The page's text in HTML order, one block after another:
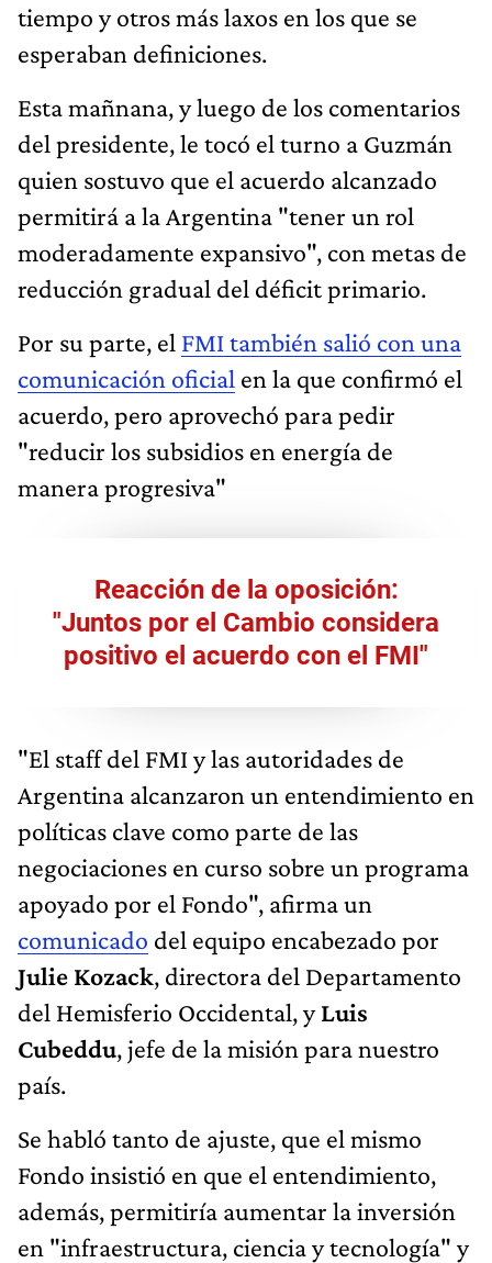
tiempo y otros más laxos en los que se
esperaban definiciones.
Esta mañnana, y luego de los comentarios
del presidente, le tocó el turno a Guzmán
quien sostuvo que el acuerdo alcanzado
permitirá a la Argentina "tener un rol
moderadamente expansivo", con metas de
reducción gradual del déficit primario.
Por su parte, el FMI también salió con una
comunicación oficial en la que confirmó el
acuerdo, pero aprovechó para pedir
"reducir los subsidios en energía de
manera progresiva"
Reacción de la oposición:
"Juntos por el Cambio considera
positivo el acuerdo con el FMI"
"El staff del FMI y las autoridades de
Argentina alcanzaron un entendimiento en
políticas clave como parte de las
negociaciones en curso sobre un programa
apoyado por el Fondo", afirma un
comunicado del equipo encabezado por
Julie Kozack, directora del Departamento
del Hemisferio Occidental, yLuis
Cubeddu, jefe de la misión para nuestro
país.
Se habló tanto de ajuste, que el mismo
Fondo insistió en que el entendimiento,
además, permitiría aumentar la inversión
en "infraestructura, ciencia y tecnología" y